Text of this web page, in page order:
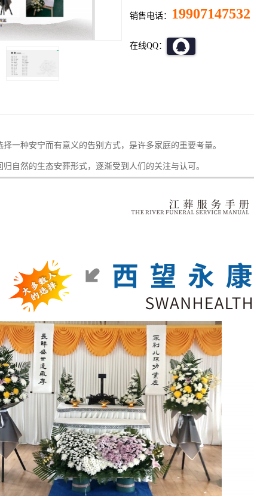
销售电话： 19907147532
在线QQ：
一种安宁而有意义的告别方式，是许多家庭的重要考量。
自然的生态安葬形式，逐渐受到人们的关注与认可。